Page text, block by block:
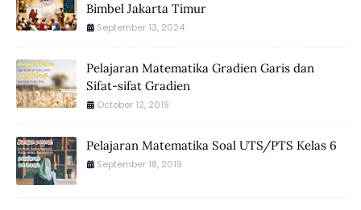
Bimbel Jakarta Timur
September 13, 2024
Pelajaran Matematika Gradien Garis dan
Sifat-sifat Gradien
October 12, 2019
Pelajaran Matematika Soal UTS/PTS Kelas 6
September 18, 2019